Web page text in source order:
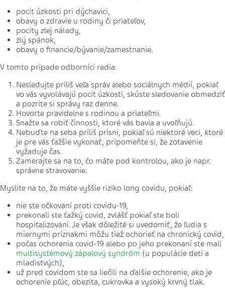
pocit úzkosti pri dýchavici,
obavy o zdravie u rodiny či priateľov,
pocity zlej nálady,
zlý spánok,
obavy o financie/bývanie/zamestnanie.
V tomto prípade odborníci radia:
Nesledujte príliš veľa správ alebo sociálnych médií, pokiaľ
vo vás vyvolávajú pocit úzkosti, skúste sledovanie obmedziť
a pozrite si správy raz denne.
Hovorte pravidelne s rodinou a priateľmi.
Snažte sa robiť činnosti, ktoré vás bavia a uvoľňujú.
Nebuďte na seba príliš prísni, pokiaľ sú niektoré veci, ktoré
je pre vás ťažšie vykonať, pripomeňte si, že zotavenie
vyžaduje čas.
Zamerajte sa na to, čo máte pod kontrolou, ako je napr.
správne stravovanie.
Myslite na to, že máte vyššie riziko long covidu, pokiaľ:
nie ste očkovaní proti covidu-19,
prekonali ste ťažký covid, zvlášť pokiaľ ste boli
hospitalizovaní. Je však dôležité si uvedomiť, že ľudia s
miernymi príznakmi môžu tiež ochorieť na chronický covid,
počas ochorenia covid-19 alebo po jeho prekonaní ste mali
multisystémový zápalový syndróm (u populácie detí a
mladistvých),
už pred covidom ste sa liečili na ďalšie ochorenie, ako je
ochorenie pľúc, obezita, cukrovka a vysoký krvný tlak.